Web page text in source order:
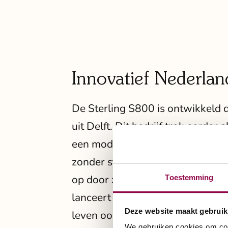
Toestemming
Deze website maakt
Innovatief
De Sterling S800 is ontwikkeld
uit Delft. Dit bedrijf trok eerder
een modern alternatief voor de
zonder stuur én met
op door zijn innovatieve
lanceert Scoozy nu een stoere
leven ook graag buiten de